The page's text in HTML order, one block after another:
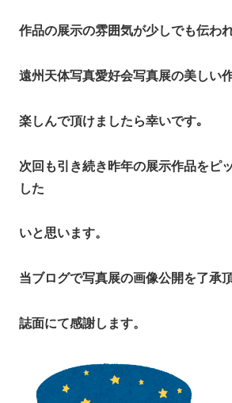
作品の展示の雰囲気が少しでも伝わ
遠州天体写真愛好会写真展の美しい
楽しんで頂けましたら幸いです｡
次回も引き続き昨年の展示作品をピ
した
いと思います。
当ブログで写真展の画像公開を了承
誌面にて感謝します。